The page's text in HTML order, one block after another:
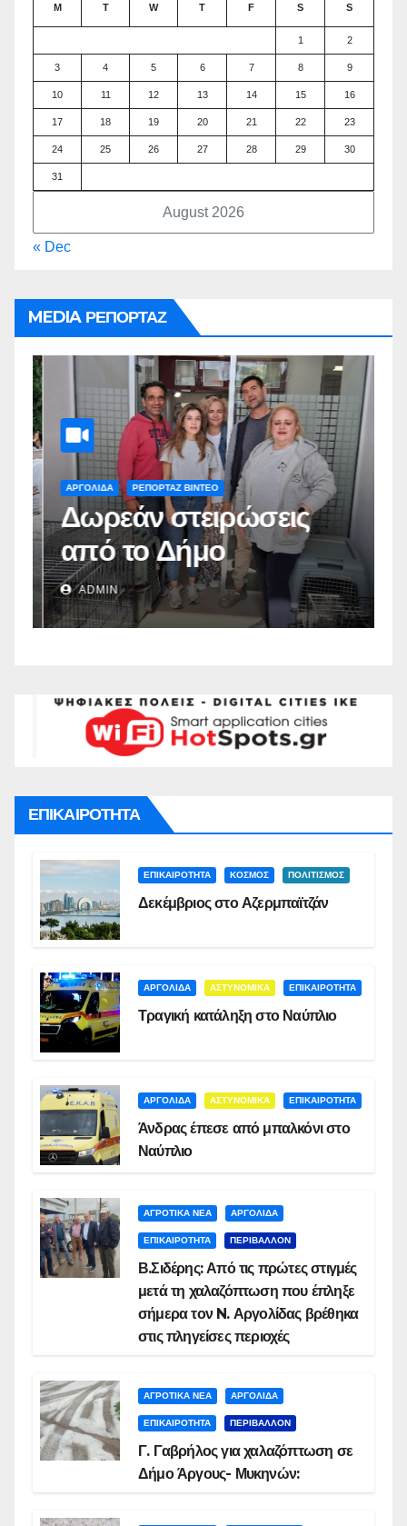
August 2026
M T W T F S S
1 2
3 4 5 6 7 8 9
10 11 12 13 14 15 16
17 18 19 20 21 22 23
24 25 26 27 28 29 30
31
« Dec
MEDIA ΡΕΠΟΡΤΑΖ
ΑΡΓΟΛΙΔΑ ΡΕΠΟΡΤΑΖ ΒΙΝΤΕΟ
Δωρεάν στειρώσεις
από το Δήμο
Ναυπλιέων(vid)
ADMIN
ΕΠΙΚΑΙΡΟΤΗΤΑ
ΕΠΙΚΑΙΡΟΤΗΤΑ ΚΟΣΜΟΣ ΠΟΛΙΤΙΣΜΟΣ
Δεκέμβριος στο Αζερμπαϊτζάν
ΑΡΓΟΛΙΔΑ ΑΣΤΥΝΟΜΙΚΑ ΕΠΙΚΑΙΡΟΤΗΤΑ
Τραγική κατάληξη στο Ναύπλιο
ΑΡΓΟΛΙΔΑ ΑΣΤΥΝΟΜΙΚΑ ΕΠΙΚΑΙΡΟΤΗΤΑ
Άνδρας έπεσε από μπαλκόνι στο
Ναύπλιο
ΑΓΡΟΤΙΚΑ ΝΕΑ ΑΡΓΟΛΙΔΑ
ΕΠΙΚΑΙΡΟΤΗΤΑ ΠΕΡΙΒΑΛΛΟΝ
Β.Σιδέρης: Από τις πρώτες στιγμές
μετά τη χαλαζόπτωση που έπληξε
σήμερα τον N. Αργολίδας βρέθηκα
στις πληγείσες περιοχές
ΑΓΡΟΤΙΚΑ ΝΕΑ ΑΡΓΟΛΙΔΑ
ΕΠΙΚΑΙΡΟΤΗΤΑ ΠΕΡΙΒΑΛΛΟΝ
Γ. Γαβρήλος για χαλαζόπτωση σε
Δήμο Άργους- Μυκηνών: